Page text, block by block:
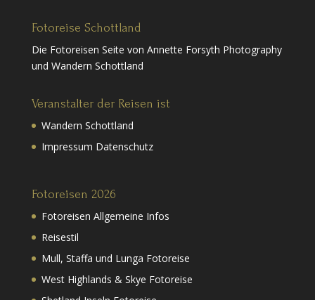
Fotoreise Schottland
Die Fotoreisen Seite von Annette Forsyth Photography
und Wandern Schottland
Veranstalter der Reisen ist
Wandern Schottland
Impressum Datenschutz
Fotoreisen 2026
Fotoreisen Allgemeine Infos
Reisestil
Mull, Staffa und Lunga Fotoreise
West Highlands & Skye Fotoreise